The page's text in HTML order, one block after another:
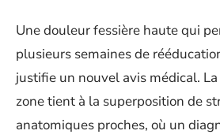
Une douleur fessière haute qui
plusieurs semaines de
justifie un nouvel avis médical.
zone tient à la superposition de
anatomiques proches, où un